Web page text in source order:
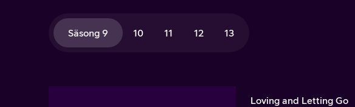
Säsong 9 10 11 12 13
Loving and Letting Go